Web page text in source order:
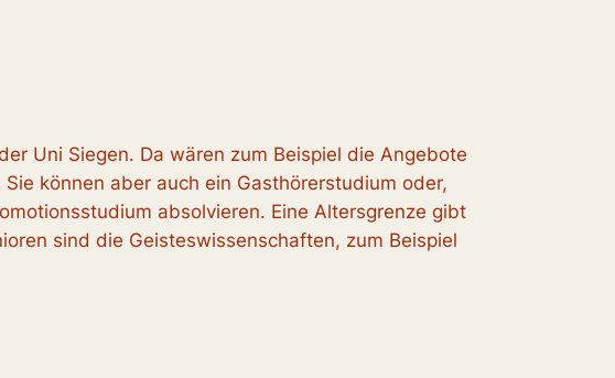
Uni Siegen. Da wären zum Beispiel die Angebote
Sie können aber auch ein Gasthörerstudium oder,
absolvieren. Eine Altersgrenze gibt
sind die Geisteswissenschaften, zum Beispiel